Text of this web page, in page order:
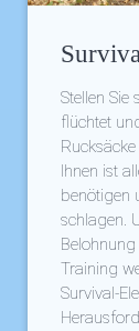
Stellen
flüchtet
Ihnen ist
benötigen
schlagen.
Training
Survival-